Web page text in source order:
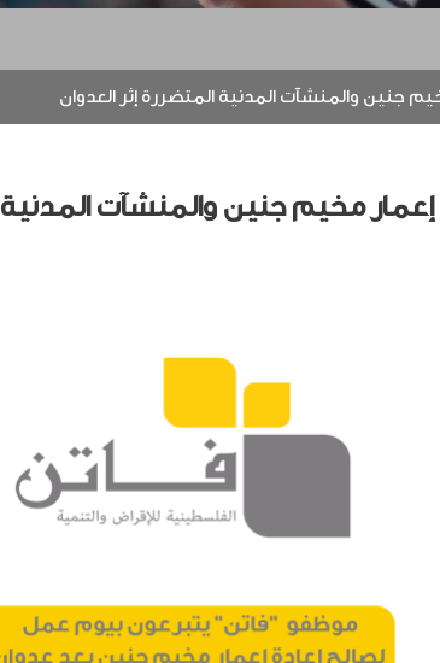
جنين والمنشآت المدنية المتضررة إثر العدوان
مخيم جنين والمنشآت المدنية